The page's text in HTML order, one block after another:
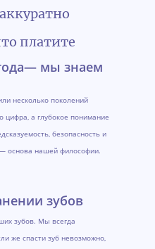
платите
мы знаем
несколько поколений
а глубокое понимание
безопасность и
основа нашей философии.
зубов
зубов. Мы всегда
же спасти зуб невозможно,